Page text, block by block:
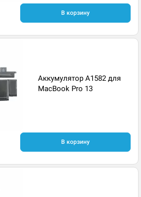
В корзину
Аккумулятор A1582 для
MacBook Pro 13
В корзину